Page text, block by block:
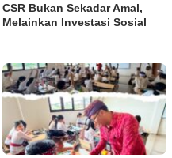
CSR Bukan Sekadar Amal,
Melainkan Investasi Sosial